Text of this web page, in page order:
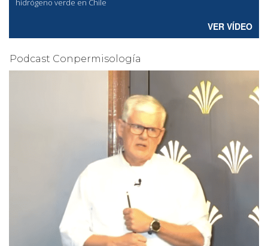
hidrógeno verde en Chile
VER VÍDEO
Podcast Conpermisología